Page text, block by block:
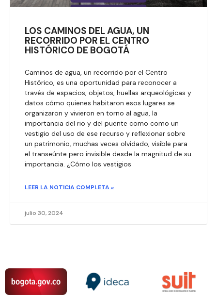
LOS CAMINOS DEL AGUA, UN
RECORRIDO POR EL CENTRO
HISTÓRICO DE BOGOTÁ
Caminos de agua, un recorrido por el Centro
Histórico, es una oportunidad para reconocer a
través de espacios, objetos, huellas arqueológicas y
datos cómo quienes habitaron esos lugares se
organizaron y vivieron en torno al agua, la
importancia del rio y del puente como como un
vestigio del uso de ese recurso y reflexionar sobre
un patrimonio, muchas veces olvidado, visible para
el transeúnte pero invisible desde la magnitud de su
importancia. ¿Cómo los vestigios
LEER LA NOTICIA COMPLETA »
julio 30, 2024